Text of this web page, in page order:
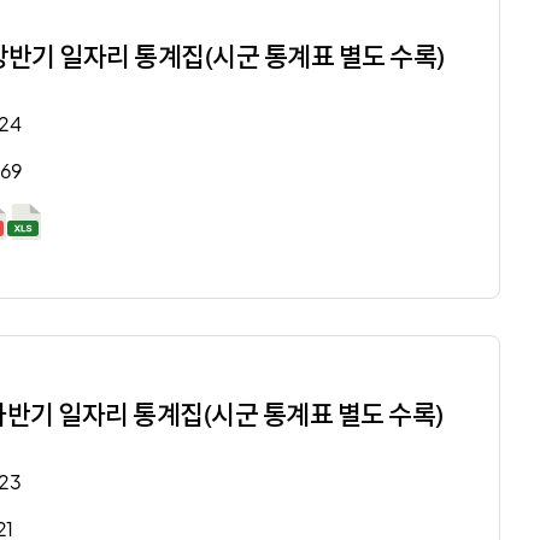
기 일자리 통계집(시군 통계표 별도 수록)
기 일자리 통계집(시군 통계표 별도 수록)